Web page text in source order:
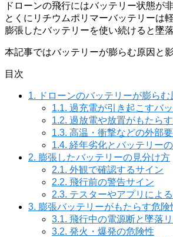
ドローンの飛行にはバッテリー状態が
とくにリチウムポリマーバッテリーは
膨張したバッテリーを使い続けると墜
本記事ではバッテリーが膨らむ原因と
目次
1. ドローンのバッテリーが膨ら
1.1. 過充電が引き起こすバ
1.2. 過放電や放置がもたら
1.3. 高温・衝撃などの外部
1.4. 経年劣化とバッテリー
2. 膨張したバッテリーの見分け方
2.1. 外観で確認するサイン
2.2. 飛行前の警告サイン
2.3. テスターやアプリによ
3. 膨張バッテリーがもたらす危険
3.1. 飛行中の電源断と墜落
3.2. 発火・爆発の危険性